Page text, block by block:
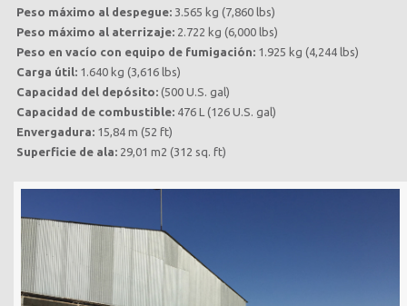
Peso máximo al despegue:3.565 kg (7,860 lbs)
Peso máximo al aterrizaje:2.722 kg (6,000 lbs)
Peso en vacío con equipo de fumigación:1.925 kg (4,244 lbs)
Carga útil:1.640 kg (3,616 lbs)
Capacidad del depósito:(500 U.S. gal)
Capacidad de combustible:476 L (126 U.S. gal)
Envergadura:15,84 m (52 ft)
Superficie de ala:29,01 m2 (312 sq. ft)